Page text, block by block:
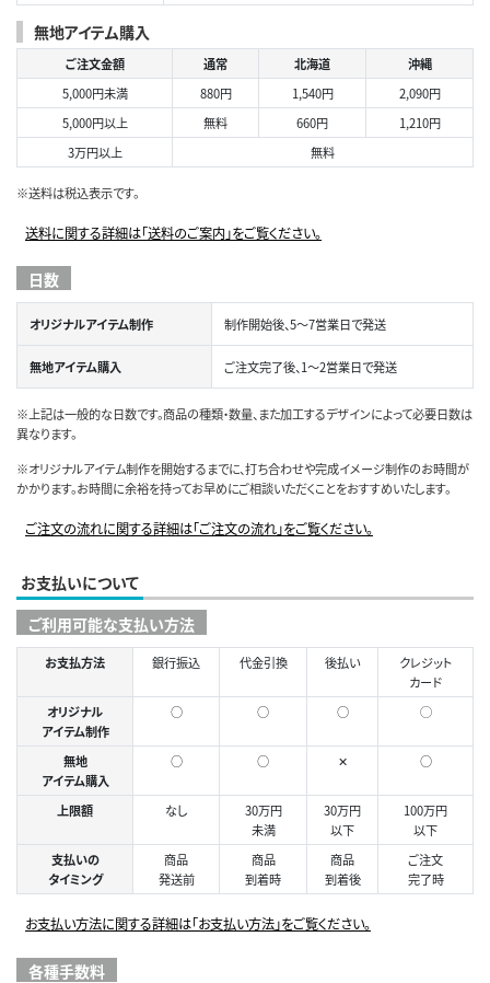
無地アイテム購入
ご注文金額 通常 北海道
沖縄
5,000円未満
880円 1,540円
2,090円
5,000円以上
無料 660円
1,210円
3万円以上
無料
※送料は税込表示です。
送料に関する詳細は「送料のご案内」をご覧ください。
日数
オリジナルアイテム制作 制作開始後、5～7営業日で発送
無地アイテム購入 ご注文完了後、1～2営業日で発送
※上記は一般的な日数です。商品の種類・数量、また加工するデザインによって必要日数は
異なります。
※オリジナルアイテム制作を開始するまでに、打ち合わせや完成イメージ制作のお時間が
かかります。お時間に余裕を持ってお早めにご相談いただくことをおすすめいたします。
ご注文の流れに関する詳細は「ご注文の流れ」をご覧ください。
お支払いについて
ご利用可能な支払い方法
お支払方法 銀行振込 代金引換 後払い
クレジット
カード
オリジナル
アイテム制作
○ ○ ○ ◯
無地
アイテム購入
○ ○ ✕ ○
上限額 なし
30万円
未満
30万円
以下
100万円
以下
支払いの
タイミング
商品
発送前
商品
到着時
商品
到着後
ご注文
完了時
お支払い方法に関する詳細は「お支払い方法」をご覧ください。
各種手数料